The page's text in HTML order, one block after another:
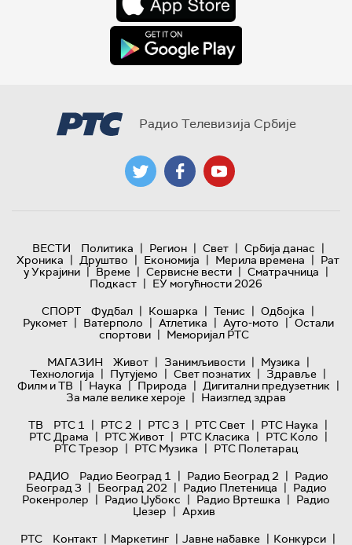
Радио Телевизија Србије
ВЕСТИ Политика | Регион | Свет | Србија данас |
Хроника | Друштво | Економија | Мерила времена | Рат
у Украјини | Време | Сервисне вести | Сматрачница |
Подкаст | ЕУ могућности 2026
СПОРТ
Фудбал | Кошарка | Тенис | Одбојка |
Рукомет | Ватерполо | Атлетика | Ауто-мото | Остали
спортови | Меморијал РТС
МАГАЗИН
Живот | Занимљивости | Музика |
Технологијa | Путујемо | Свет познатих | Здравље |
Филм и ТВ | Наука | Природа | Дигитални предузетник |
За мале велике хероје | Наизглед здрав
ТВ
РТС 1 | РТС 2 | РТС 3 | РТС Свет | РТС Наука |
РТС Драма | РТС Живот | РТС Класика | РТС Коло |
РТС Трезор | РТС Музика | РТС Полетарац
РАДИО
Радио Београд 1 | Радио Београд 2 | Радио
Београд 3 | Београд 202 | Радио Плетеница | Радио
Рокенролер | Радио Џубокс | Радио Вртешка | Радио
Џезер | Архив
РТС
Контакт | Маркетинг | Јавне набавке | Конкурси |